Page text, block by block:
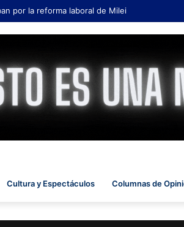
por la reforma laboral de Milei
Cultura y Espectáculos Columnas de